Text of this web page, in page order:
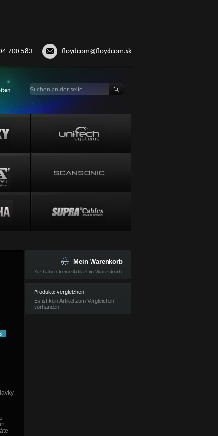
floydcom@floydcom.sk
700 583
Mein Warenkorb
Sie haben keine Artikel im Warenkorb.
Produkte vergleichen
Es ist kein Artikel zum Vergleichen
vorhanden.